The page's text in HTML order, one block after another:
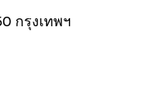
กรุงเทพฯ